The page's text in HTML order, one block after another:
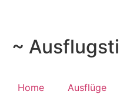
~
Home Ausflüge